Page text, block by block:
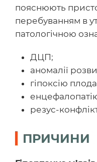
пояснюють
перебуванням в
патологічною
ДЦП;
аномалії
гіпоксію
резус-
ПРИЧИНИ